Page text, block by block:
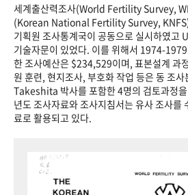
세계출산력조사(World Fertility Survey,
(Korean National Fertility Survey, KNFS)
기획원 조사통계국이 공동으로 실시하였고
기술자문이 있었다. 이를 위해서 1974-
한 조사예산은 $234,529이며, 표본설계 과
원 훈련, 현지조사, 부호화 작업 등은 동 조사
Takeshita 박사를 포함한 4명의 검토과정
년도 조사자료와 조사지침서는 유사 조사를
료로 활용되고 있다.